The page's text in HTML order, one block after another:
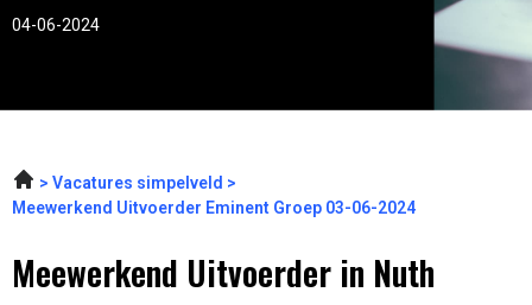
04-06-2024
Vacatures simpelveld
Meewerkend Uitvoerder Eminent Groep 03-06-2024
Meewerkend Uitvoerder in Nuth